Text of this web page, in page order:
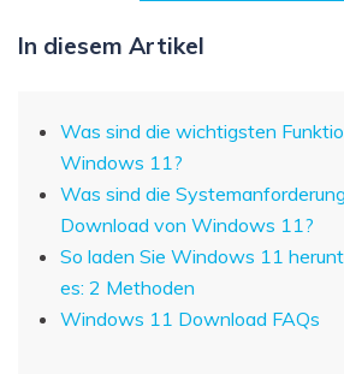
In diesem Artikel
Was sind die wichtigsten
Windows 11?
Was sind die
Download von Windows 11?
So laden Sie Windows 11
es: 2 Methoden
Windows 11 Download FAQs